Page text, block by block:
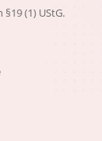
(1) UStG.